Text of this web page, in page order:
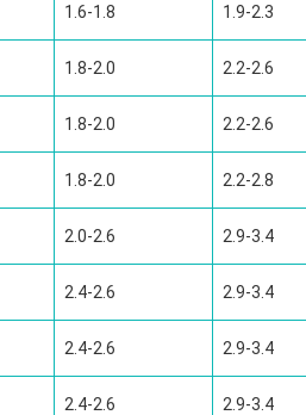
1.6-1.8 1.9-2.3
1.8-2.0 2.2-2.6
1.8-2.0 2.2-2.6
1.8-2.0 2.2-2.8
2.0-2.6 2.9-3.4
2.4-2.6 2.9-3.4
2.4-2.6 2.9-3.4
2.4-2.6 2.9-3.4